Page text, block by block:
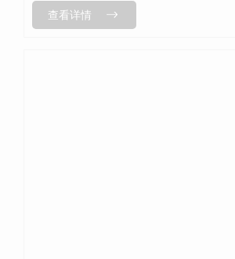
您的养老服务时那份犹豫与不安，...
查看详情